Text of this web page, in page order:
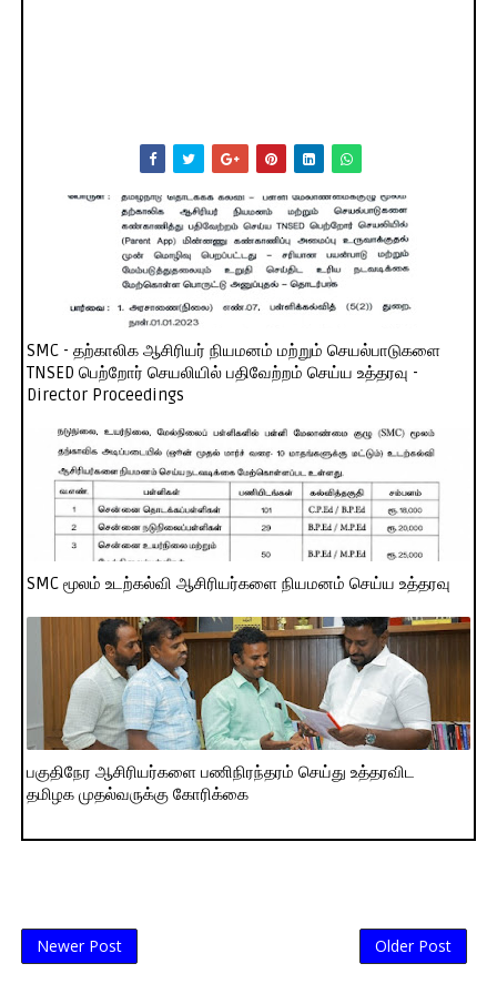
SMC - தற்காலிக ஆசிரியர் நியமனம் மற்றும் செயல்பாடுகளை
TNSED பெற்றோர் செயலியில் பதிவேற்றம் செய்ய உத்தரவு -
Director Proceedings
SMC மூலம் உடற்கல்வி ஆசிரியர்களை நியமனம் செய்ய உத்தரவு
பகுதிநேர ஆசிரியர்களை பணிநிரந்தரம் செய்து உத்தரவிட
தமிழக முதல்வருக்கு கோரிக்கை
Newer Post Older Post